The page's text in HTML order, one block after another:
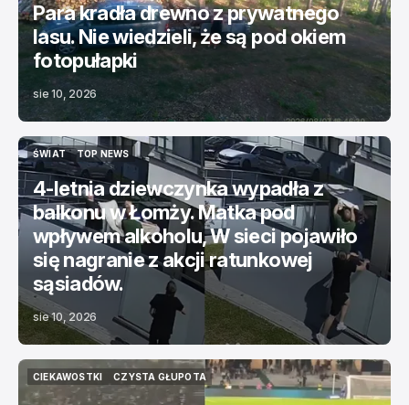
Para kradła drewno z prywatnego
lasu. Nie wiedzieli, że są pod okiem
fotopułapki
sie 10, 2026
ŚWIAT
ŚWIAT
TOP NEWS
TOP NEWS
4-letnia dziewczynka wypadła z
balkonu w Łomży. Matka pod
wpływem alkoholu, W sieci pojawiło
się nagranie z akcji ratunkowej
sąsiadów.
sie 10, 2026
CIEKAWOSTKI
CIEKAWOSTKI
CZYSTA GŁUPOTA
CZYSTA GŁUPOTA